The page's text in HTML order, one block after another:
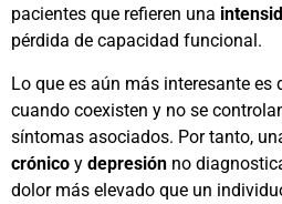
pacientes que refieren una
pérdida de capacidad funcional.
Lo que es aún más interesante es
cuando coexisten y no se
síntomas asociados. Por tanto,
crónico y depresión no
dolor más elevado que un